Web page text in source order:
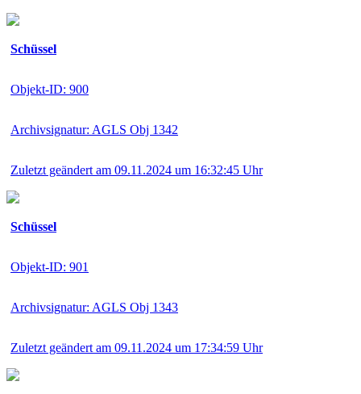
Schüssel
Objekt-ID: 900
Archivsignatur: AGLS Obj 1342
Zuletzt geändert am 09.11.2024 um 16:32:45 Uhr
Schüssel
Objekt-ID: 901
Archivsignatur: AGLS Obj 1343
Zuletzt geändert am 09.11.2024 um 17:34:59 Uhr